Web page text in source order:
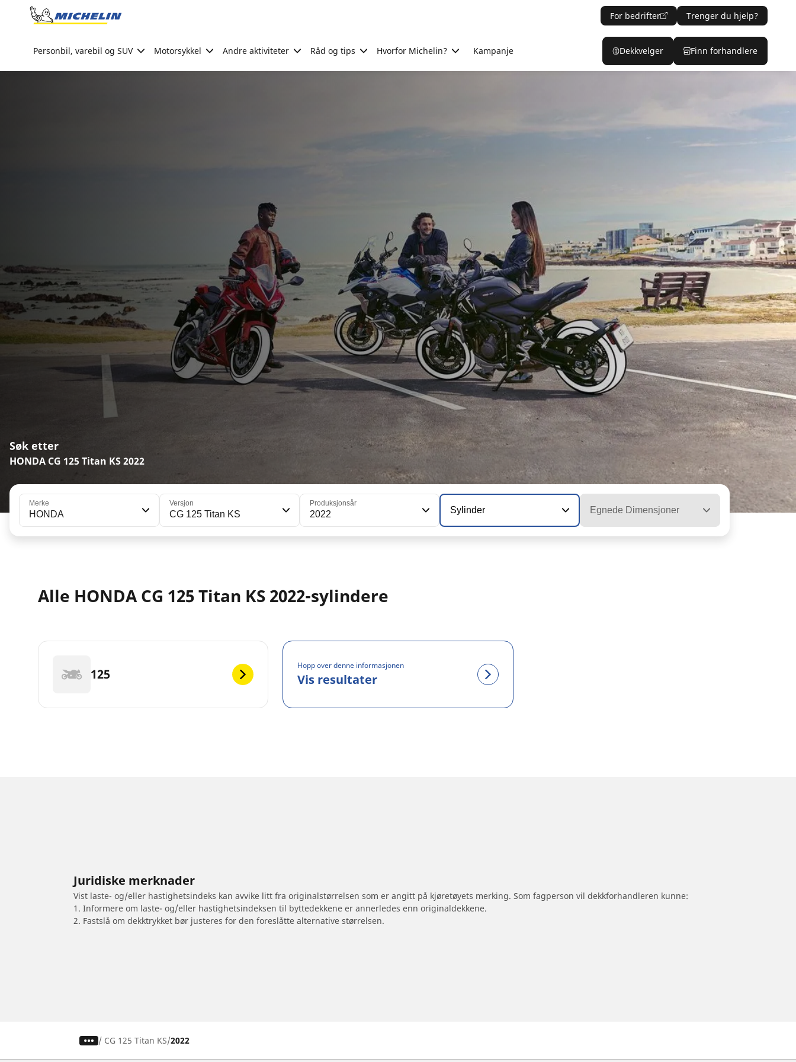
Go to page content
For bedrifter Trenger du hjelp?
Personbil, varebil og SUV Motorsykkel Andre aktiviteter Råd og tips Hvorfor Michelin? Kampanje Dekkvelger Finn forhandlere
Søk etter
HONDA CG 125 Titan KS 2022
Merke
HONDA
Versjon
CG 125 Titan KS
Produksjonsår
2022 Sylinder Egnede Dimensjoner
Alle HONDA CG 125 Titan KS 2022-sylindere
125
Hopp over denne informasjonen
Vis resultater
Juridiske merknader
Vist laste- og/eller hastighetsindeks kan avvike litt fra originalstørrelsen som er angitt på kjøretøyets merking. Som fagperson vil dekkforhandleren kunne:
1. Informere om laste- og/eller hastighetsindeksen til byttedekkene er annerledes enn originaldekkene.
2. Fastslå om dekktrykket bør justeres for den foreslåtte alternative størrelsen.
/ CG 125 Titan KS 2022